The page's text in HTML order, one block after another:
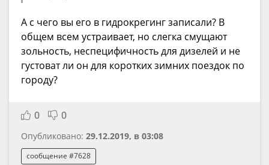
А с чего вы его в гидрокрегинг записали? В
общем всем устраивает, но слегка смущают
зольность, неспецифичность для дизелей и не
густоват ли он для коротких зимних поездок по
городу?
0 0
Опубликовано: 29.12.2019, в 03:08
сообщение #7628